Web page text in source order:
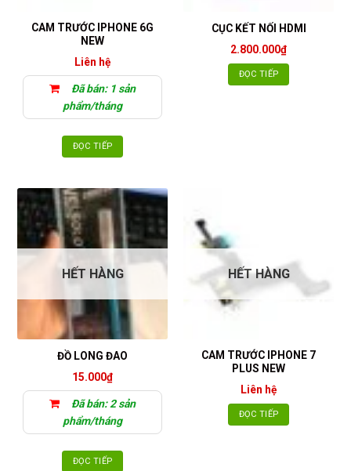
CAM TRƯỚC IPHONE 6G
NEW
Liên hệ
Đã bán: 1 sản
phẩm/tháng
ĐỌC TIẾP
CỤC KẾT NỐI HDMI
2.800.000₫
ĐỌC TIẾP
HẾT HÀNG
ĐỒ LONG ĐAO
15.000₫
Đã bán: 2 sản
phẩm/tháng
ĐỌC TIẾP
HẾT HÀNG
CAM TRƯỚC IPHONE 7
PLUS NEW
Liên hệ
ĐỌC TIẾP